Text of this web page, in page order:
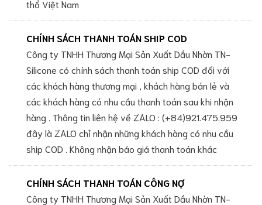
thổ Việt Nam
CHÍNH SÁCH THANH TOÁN SHIP COD
Công ty TNHH Thương Mại Sản Xuất Dầu Nhờn TN-
Silicone có chính sách thanh toán ship COD đối với
các khách hàng thương mại , khách hàng bán lẻ và
các khách hàng có nhu cầu thanh toán sau khi nhận
hàng . Thông tin liên hệ về ZALO : (+84)921.475.959
đây là ZALO chỉ nhận những khách hàng có nhu cầu
ship COD . Không nhận báo giá thanh toán khác
CHÍNH SÁCH THANH TOÁN CÔNG NỢ
Công ty TNHH Thương Mại Sản Xuất Dầu Nhờn TN-